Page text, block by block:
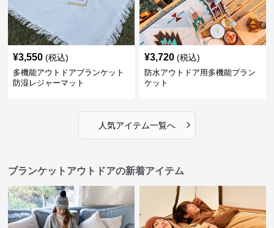
¥3,550 (税込)
多機能アウトドアブランケット
防湿レジャーマット
¥3,720 (税込)
防水アウトドア用多機能ブラン
ケット
人気アイテム一覧へ ›
ブランケットアウトドアの新着アイテム